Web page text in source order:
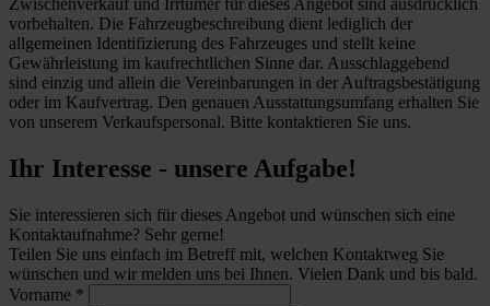
vorbehalten. Die Fahrzeugbeschreibung dient lediglich der
allgemeinen Identifizierung des Fahrzeuges und stellt keine
Gewährleistung im kaufrechtlichen Sinne dar. Ausschlaggebend
sind einzig und allein die Vereinbarungen in der Auftragsbestätigung
oder im Kaufvertrag. Den genauen Ausstattungsumfang erhalten Sie
von unserem Verkaufspersonal. Bitte kontaktieren Sie uns.
Ihr Interesse - unsere Aufgabe!
Sie interessieren sich für dieses Angebot und wünschen sich eine
Kontaktaufnahme? Sehr gerne!
Teilen Sie uns einfach im Betreff mit, welchen Kontaktweg Sie
wünschen und wir melden uns bei Ihnen. Vielen Dank und bis bald.
Vorname *